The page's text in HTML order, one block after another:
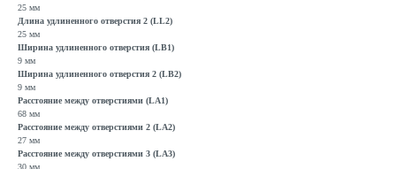
25 мм
Длина удлиненного отверстия 2 (LL2)
25 мм
Ширина удлиненного отверстия (LB1)
9 мм
Ширина удлиненного отверстия 2 (LB2)
9 мм
Расстояние между отверстиями (LA1)
68 мм
Расстояние между отверстиями 2 (LA2)
27 мм
Расстояние между отверстиями 3 (LA3)
30 мм